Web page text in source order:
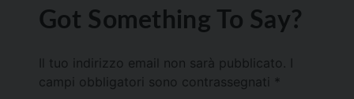
Got Something To Say?
Il tuo indirizzo email non sarà pubblicato.
campi obbligatori sono contrassegnati *